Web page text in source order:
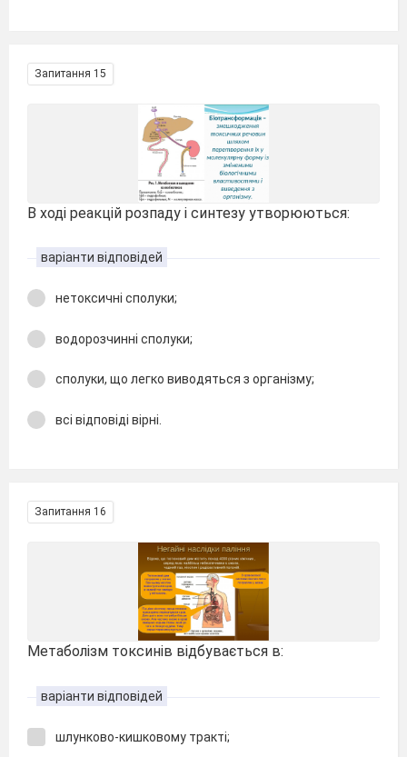
Запитання 15
В ході реакцій розпаду і синтезу утворюються:
варіанти відповідей
нетоксичні сполуки;
водорозчинні сполуки;
сполуки, що легко виводяться з організму;
всі відповіді вірні.
Запитання 16
Метаболізм токсинів відбувається в:
варіанти відповідей
шлунково-кишковому тракті;